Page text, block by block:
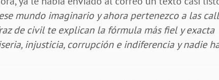
mundo imaginario y ahora pertenezco a las
de civil te explican la fórmula más fiel y exacta
injusticia, corrupción e indiferencia y nadie